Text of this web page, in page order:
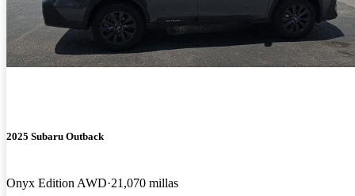
2025 Subaru Outback
Onyx Edition AWD 21,070 millas